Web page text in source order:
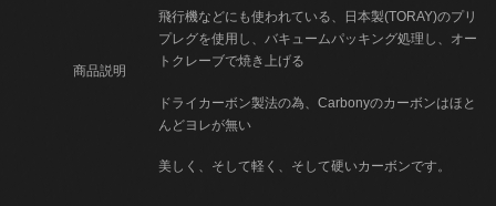
商品説明
飛行機などにも使われている、日本製(TORAY)のプリ
プレグを使用し、バキュームパッキング処理し、オー
トクレーブで焼き上げる
ドライカーボン製法の為、Carbonyのカーボンはほと
んどヨレが無い
美しく、そして軽く、そして硬いカーボンです。